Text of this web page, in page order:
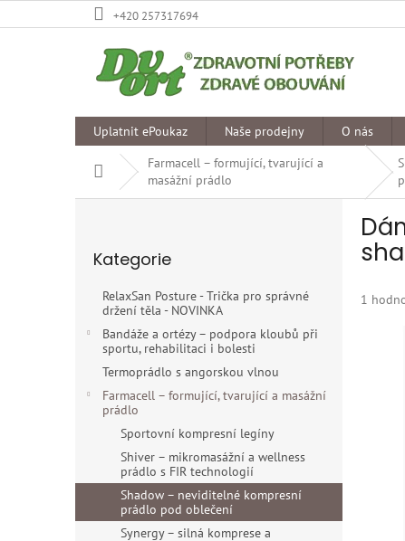
na
+420 257317694
Uplatnit ePoukaz Naše prodejny O nás
Domů
Farmacell – formující, tvarující a
masážní prádlo
kategorie
Kategorie
RelaxSan Posture - Trička pro správné
držení těla - NOVINKA
Bandáže a ortézy – podpora kloubů při
sportu, rehabilitaci i bolesti
Termoprádlo s angorskou vlnou
Farmacell – formující, tvarující a masážní
prádlo
Sportovní kompresní legíny
Shiver – mikromasážní a wellness
prádlo s FIR technologií
Shadow – neviditelné kompresní
prádlo pod oblečení
Synergy – silná komprese a
1